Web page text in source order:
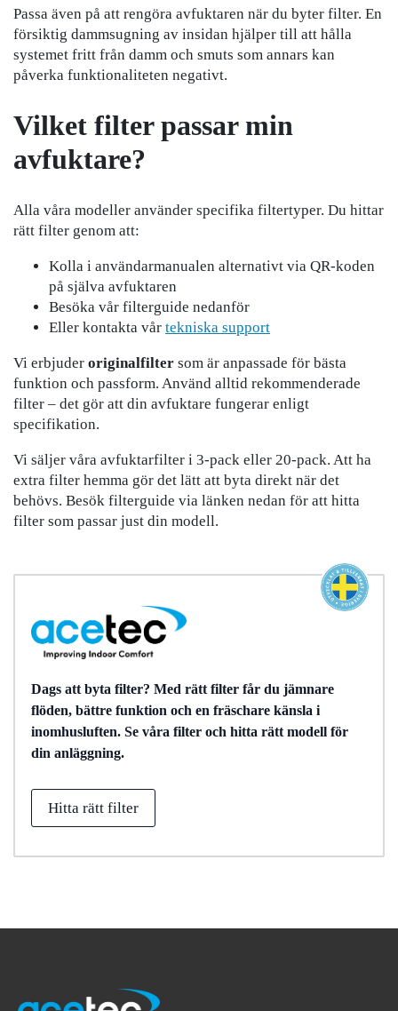
Passa även på att rengöra avfuktaren när du byter filter. En
försiktig dammsugning av insidan hjälper till att hålla
systemet fritt från damm och smuts som annars kan
påverka funktionaliteten negativt.
Vilket filter passar min
avfuktare?
Alla våra modeller använder specifika filtertyper. Du hittar
rätt filter genom att:
Kolla i användarmanualen alternativt via QR-koden
på själva avfuktaren
Besöka vår filterguide nedanför
Eller kontakta vår tekniska support
Vi erbjuder originalfilter som är anpassade för bästa
funktion och passform. Använd alltid rekommenderade
filter – det gör att din avfuktare fungerar enligt
specifikation.
Vi säljer våra avfuktarfilter i 3-pack eller 20-pack. Att ha
extra filter hemma gör det lätt att byta direkt när det
behövs. Besök filterguide via länken nedan för att hitta
filter som passar just din modell.
Dags att byta filter? Med rätt filter får du jämnare
flöden, bättre funktion och en fräschare känsla i
inomhusluften. Se våra filter och hitta rätt modell för
din anläggning.
Hitta rätt filter